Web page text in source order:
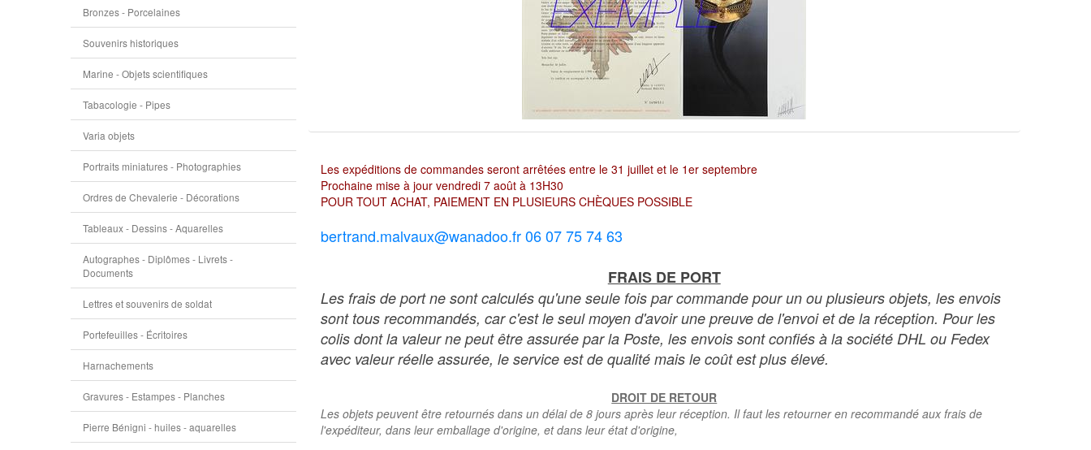
Bronzes - Porcelaines
Souvenirs historiques
Marine - Objets scientifiques
Tabacologie - Pipes
Varia objets
Portraits miniatures - Photographies
Ordres de Chevalerie - Décorations
Tableaux - Dessins - Aquarelles
Autographes - Diplômes - Livrets -
Documents
Lettres et souvenirs de soldat
Portefeuilles - Écritoires
Harnachements
Gravures - Estampes - Planches
Pierre Bénigni - huiles - aquarelles
Les expéditions de commandes seront arrêtées entre le 31 juillet et le 1er septembre
Prochaine mise à jour vendredi 7 août à 13H30
POUR TOUT ACHAT, PAIEMENT EN PLUSIEURS CHÈQUES POSSIBLE
bertrand.malvaux@wanadoo.fr 06 07 75 74 63
FRAIS DE PORT
Les frais de port ne sont calculés qu'une seule fois par commande pour un ou plusieurs objets, les envois
sont tous recommandés, car c'est le seul moyen d'avoir une preuve de l'envoi et de la réception. Pour les
colis dont la valeur ne peut être assurée par la Poste, les envois sont confiés à la société DHL ou Fedex
avec valeur réelle assurée, le service est de qualité mais le coût est plus élevé.
DROIT DE RETOUR
Les objets peuvent être retournés dans un délai de 8 jours après leur réception. Il faut les retourner en recommandé aux frais de
l'expéditeur, dans leur emballage d'origine, et dans leur état d'origine,